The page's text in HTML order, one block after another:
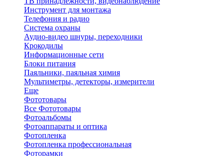
Инструмент для монтажа
Телефония и радио
Система охраны
Аудио-видео шнуры, переходники
Крокодилы
Информационные сети
Блоки питания
Паяльники, паяльная химия
Мультиметры, детекторы, измерители
Еще
Фототовары
Все Фототовары
Фотоальбомы
Фотоаппараты и оптика
Фотопленка
Фотопленка профессиональная
Фоторамки